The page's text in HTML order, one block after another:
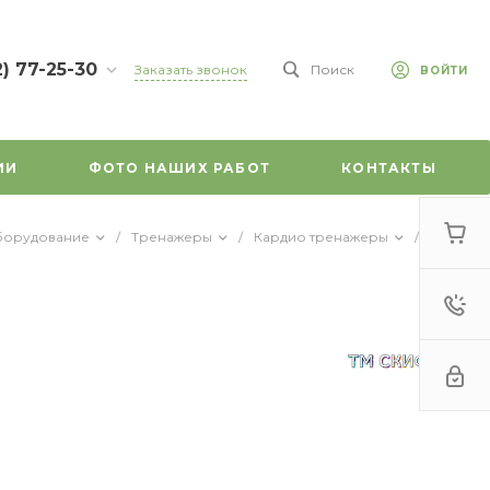
77-25-30
д. 45
Заказать звонок Поиск ВОЙТИ
ФОТО НАШИХ РАБОТ КОНТАКТЫ
/ Тренажеры / Кардио тренажеры /